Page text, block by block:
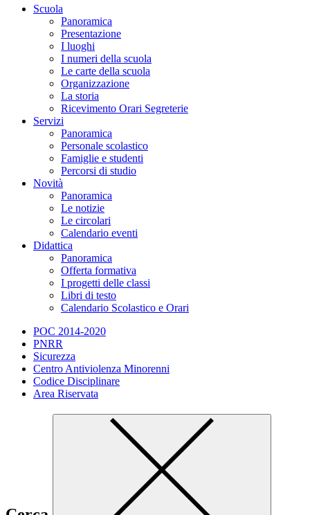
Scuola
Panoramica
Presentazione
I luoghi
I numeri della scuola
Le carte della scuola
Organizzazione
La storia
Ricevimento Orari Segreterie
Servizi
Panoramica
Personale scolastico
Famiglie e studenti
Percorsi di studio
Novità
Panoramica
Le notizie
Le circolari
Calendario eventi
Didattica
Panoramica
Offerta formativa
I progetti delle classi
Libri di testo
Calendario Scolastico e Orari
POC 2014-2020
PNRR
Sicurezza
Centro Antiviolenza Minorenni
Codice Disciplinare
Area Riservata